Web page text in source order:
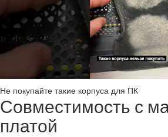
Не покупайте такие корпуса для ПК
Совместимость с
платой